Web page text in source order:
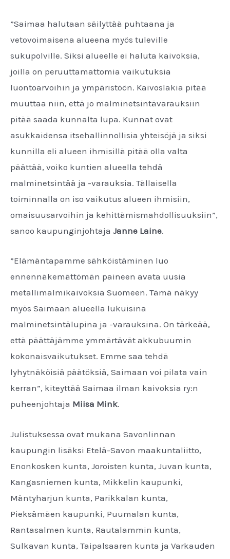
”Saimaa halutaan säilyttää puhtaana ja
vetovoimaisena alueena myös tuleville
sukupolville. Siksi alueelle ei haluta kaivoksia,
joilla on peruuttamattomia vaikutuksia
luontoarvoihin ja ympäristöön. Kaivoslakia pitää
muuttaa niin, että jo malminetsintävarauksiin
pitää saada kunnalta lupa. Kunnat ovat
asukkaidensa itsehallinnollisia yhteisöjä ja siksi
kunnilla eli alueen ihmisillä pitää olla valta
päättää, voiko kuntien alueella tehdä
malminetsintää ja -varauksia. Tällaisella
toiminnalla on iso vaikutus alueen ihmisiin,
omaisuusarvoihin ja kehittämismahdollisuuksiin”,
sanoo kaupunginjohtaja Janne Laine.
”Elämäntapamme sähköistäminen luo
ennennäkemättömän paineen avata uusia
metallimalmikaivoksia Suomeen. Tämä näkyy
myös Saimaan alueella lukuisina
malminetsintälupina ja -varauksina. On tärkeää,
että päättäjämme ymmärtävät akkubuumin
kokonaisvaikutukset. Emme saa tehdä
lyhytnäköisiä päätöksiä, Saimaan voi pilata vain
kerran”, kiteyttää Saimaa ilman kaivoksia ry:n
puheenjohtaja Miisa Mink.
Julistuksessa ovat mukana Savonlinnan
kaupungin lisäksi Etelä-Savon maakuntaliitto,
Enonkosken kunta, Joroisten kunta, Juvan kunta,
Kangasniemen kunta, Mikkelin kaupunki,
Mäntyharjun kunta, Parikkalan kunta,
Pieksämäen kaupunki, Puumalan kunta,
Rantasalmen kunta, Rautalammin kunta,
Sulkavan kunta, Taipalsaaren kunta ja Varkauden